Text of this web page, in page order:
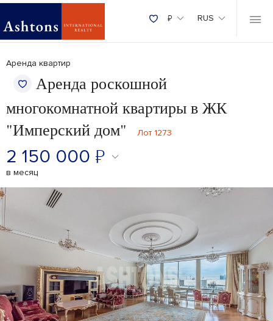
₽ RUS
Аренда квартир
Аренда роскошной
многокомнатной квартиры в ЖК
"Имперский дом"
Лот 1273
2 150 000 ₽
в месяц